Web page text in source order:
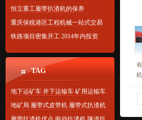
恒立重工履带扒渣机的保养
重庆保税港区工程机械一站式交易
铁路项目密集开工 2014年内投资
TAG
地下运矿车 井下运输车 矿用运输车
地矿局 履带式皮带机 履带式扒渣机